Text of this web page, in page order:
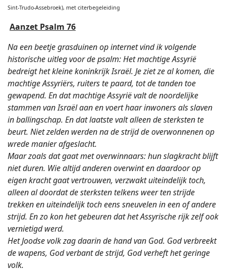
Sint-Trudo-Assebroek), met citerbegeleiding
Aanzet Psalm 76
Na een beetje grasduinen op internet vind ik volgende
historische uitleg voor de psalm: Het machtige Assyrië
bedreigt het kleine koninkrijk Israël. Je ziet ze al komen, die
machtige Assyriërs, ruiters te paard, tot de tanden toe
gewapend. En dat machtige Assyrië valt de noordelijke
stammen van Israël aan en voert haar inwoners als slaven
in ballingschap. En dat laatste valt alleen de sterksten te
beurt. Niet zelden werden na de strijd de overwonnenen op
wrede manier afgeslacht.
Maar zoals dat gaat met overwinnaars: hun slagkracht blijft
niet duren. Wie altijd anderen overwint en daardoor op
eigen kracht gaat vertrouwen, verzwakt uiteindelijk toch,
alleen al doordat de sterksten telkens weer ten strijde
trekken en uiteindelijk toch eens sneuvelen in een of andere
strijd. En zo kon het gebeuren dat het Assyrische rijk zelf ook
vernietigd werd.
Het Joodse volk zag daarin de hand van God. God verbreekt
de wapens, God verbant de strijd, God verheft het geringe
volk.